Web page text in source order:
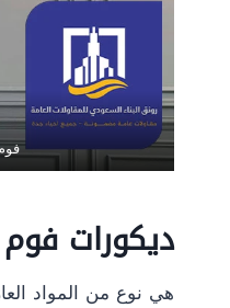
ديكورات
هي نوع من المواد